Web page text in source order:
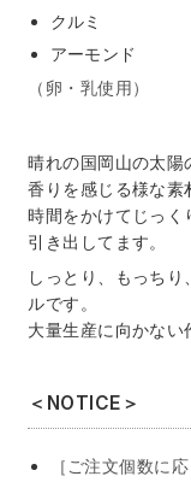
クルミ
アーモンド
（卵・乳使用）
晴れの国岡山の太陽
香りを感じる様な素
時間をかけてじっく
引き出してます。
しっとり、もっち
ルです。
大量生産に向かない
＜NOTICE＞
［ご注文個数に